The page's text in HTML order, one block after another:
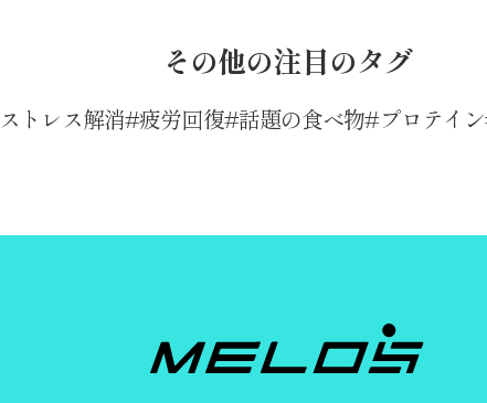
その他の注目のタグ
ストレス解消 疲労回復 話題の食べ物 プロテイン